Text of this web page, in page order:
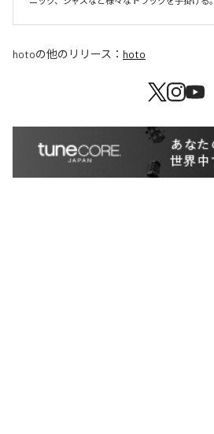
hotoの他のリリース： hoto